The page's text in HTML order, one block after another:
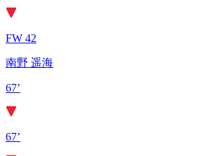
FW 42
南野 遥海
67’
67’